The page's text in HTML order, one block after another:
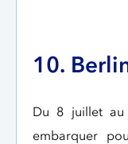
10.
Du 8 juillet au
embarquer